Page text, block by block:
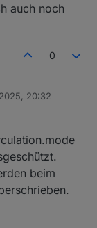
auch noch
0
20:32
beim